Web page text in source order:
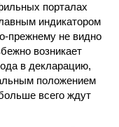
порталах
индикатором
прежнему не видно
возникает
в декларацию,
положением
всего ждут